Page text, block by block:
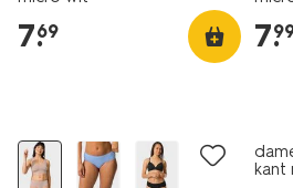
7.
69 7.
kant